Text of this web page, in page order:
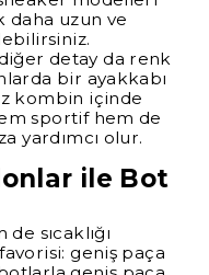
daha uzun ve
detay da renk
bir ayakkabı
kombin içinde
sportif hem de
yardımcı olur.
ile Bot
de sıcaklığı
geniş paça